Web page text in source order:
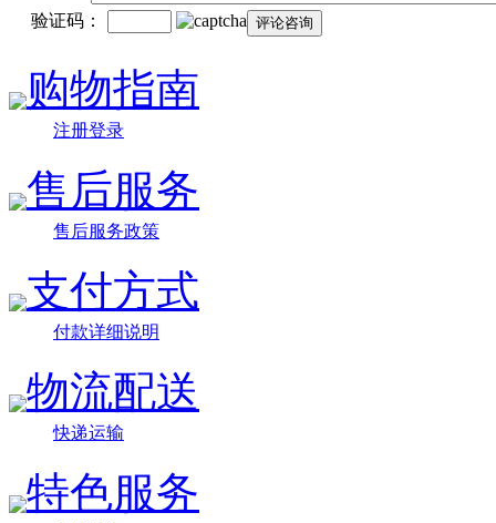
验证码：
购物指南
注册登录
售后服务
售后服务政策
支付方式
付款详细说明
物流配送
快递运输
特色服务